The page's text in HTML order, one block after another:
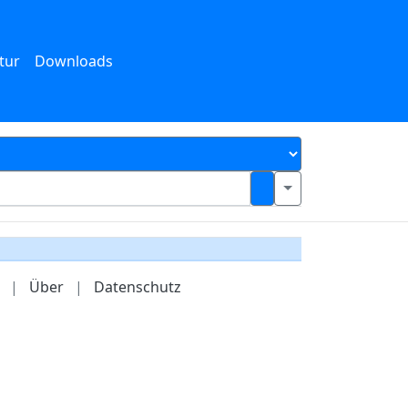
Downloads
| Über | Datenschutz